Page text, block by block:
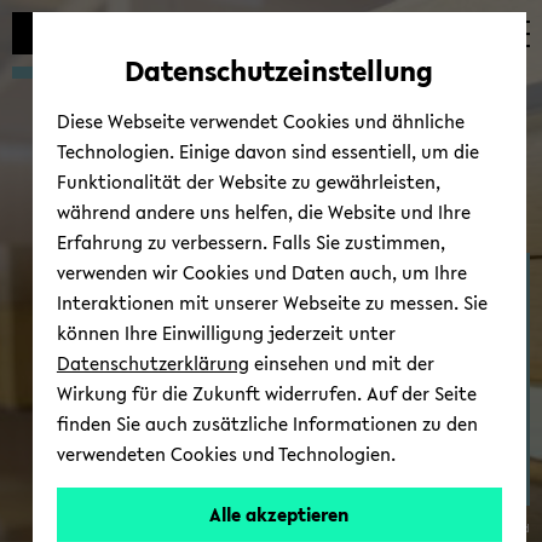
Automatische
vermeiden
zum
wechseln
zum
wechseln
zum
wechseln
Ost­eu­ro­päi­sche Ge­schich­
te
© Uni­ver­si­tät Bie­le­feld
Datenschutzeinstellung
Diese Webseite verwendet Cookies und ähnliche
Technologien. Einige davon sind essentiell, um die
Funktionalität der Website zu gewährleisten,
während andere uns helfen, die Website und Ihre
Erfahrung zu verbessern. Falls Sie zustimmen,
verwenden wir Cookies und Daten auch, um Ihre
Interaktionen mit unserer Webseite zu messen. Sie
können Ihre Einwilligung jederzeit unter
Datenschutzerklärung einsehen und mit der
Wirkung für die Zukunft widerrufen. Auf der Seite
finden Sie auch zusätzliche Informationen zu den
verwendeten Cookies und Technologien.
Alle akzeptieren